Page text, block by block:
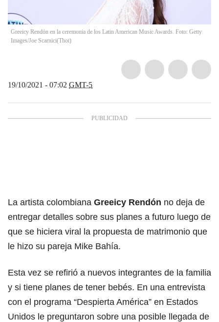
Greeicy Rendón en la ceremonia de los Latin American Music Awards. Foto: Getty
Images/Joe Scarnici(Thot)
19/10/2021 - 07:02 GMT-5
La artista colombiana Greeicy Rendón no deja de
entregar detalles sobre sus planes a futuro luego de
que se hiciera viral la propuesta de matrimonio que
le hizo su pareja Mike Bahía.
Esta vez se refirió a nuevos integrantes de la familia
y si tiene planes de tener bebés. En una entrevista
con el programa “Despierta América” en Estados
Unidos le preguntaron sobre una posible llegada de